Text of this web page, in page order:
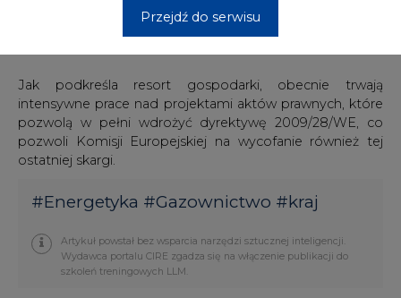
Przejdź do serwisu
transpozycji dyrektywy 2009/28/WE Parlamentu
Europejskiego i Rady w sprawie promowania stosowania
Jak podkreśla resort gospodarki, obecnie trwają
intensywne prace nad projektami aktów prawnych, które
pozwolą w pełni wdrożyć dyrektywę 2009/28/WE, co
pozwoli Komisji Europejskiej na wycofanie również tej
ostatniej skargi.
#Energetyka #Gazownictwo #kraj
Artykuł powstał bez wsparcia narzędzi sztucznej inteligencji.
Wydawca portalu CIRE zgadza się na włączenie publikacji do
szkoleń treningowych LLM.